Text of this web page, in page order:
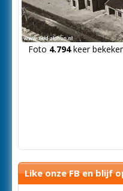
Foto 4.794keer
Like onze FB en blijf